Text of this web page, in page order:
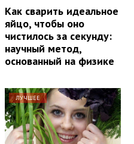
Как сварить идеальное
яйцо, чтобы оно
чистилось за секунду:
научный метод,
основанный на физике
ЛУЧШЕЕ